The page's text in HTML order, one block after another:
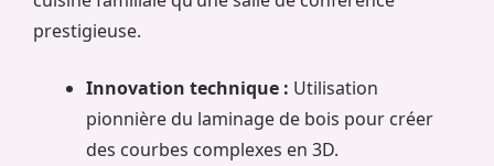
prestigieuse.
Innovation technique : Utilisation
pionnière du laminage de bois pour créer
des courbes complexes en 3D.